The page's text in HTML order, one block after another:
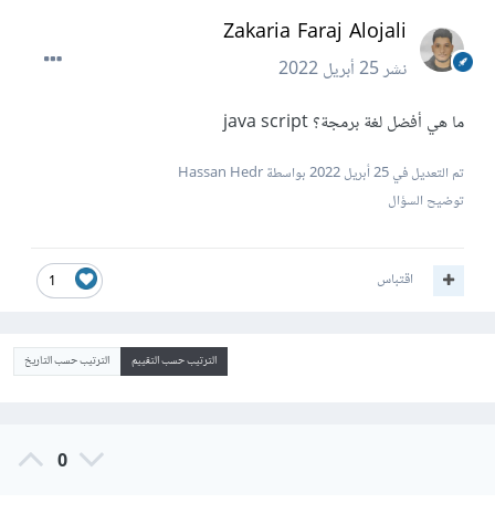
Zakaria Faraj Alojali
نشر25 أبريل 2022
ما هي أفضل لغة برمجة؟ java script
تم التعديل في25 أبريل 2022
بواسطة Hassan Hedr
توضيح السؤال
1 اقتباس
الترتيب حسب التقييم الترتيب حسب التاريخ
0